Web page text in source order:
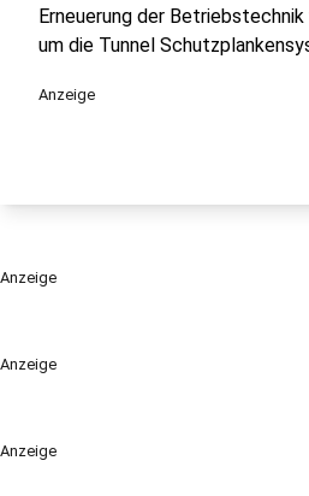
Anzeige
Anzeige
Erneuerung der
um die Tunnel
Anzeige
Anzeige